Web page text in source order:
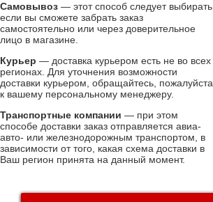
Самовывоз — этот способ следует выбирать,
если вы сможете забрать заказ
самостоятельно или через доверительное
лицо в магазине.
Курьер — доставка курьером есть не во всех
регионах. Для уточнения возможности
доставки курьером, обращайтесь, пожалуйста
к вашему персональному менеджеру.
Транспортные компании — при этом
способе доставки заказ отправляется авиа-
авто- или железнодорожным транспортом, в
зависимости от того, какая схема доставки в
Ваш регион принята на данный момент.